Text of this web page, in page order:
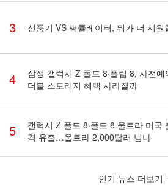
3 선풍기 VS 써큘레이터, 뭐가 더 시원
4
삼성 갤럭시 Z 폴드 8·플립 8, 사전예
더블 스토리지 혜택 사라질까
5
갤럭시 Z 폴드 8·폴드 8 울트라 미국
격 유출…울트라 2,000달러 넘나
인기 뉴스 더보기